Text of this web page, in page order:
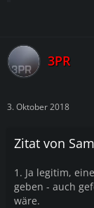
3PR
3. Oktober 2018
Zitat von
1. Ja legitim,
geben - auch
wäre.